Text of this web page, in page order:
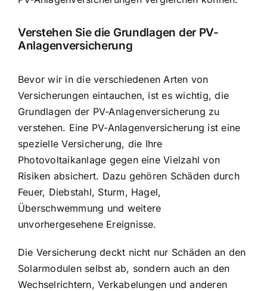
Verstehen Sie die Grundlagen der PV-
Anlagenversicherung
Bevor wir in die verschiedenen Arten von
Versicherungen eintauchen, ist es wichtig, die
Grundlagen der PV-Anlagenversicherung zu
verstehen. Eine PV-Anlagenversicherung ist eine
spezielle Versicherung, die Ihre
Photovoltaikanlage gegen eine Vielzahl von
Risiken absichert. Dazu gehören Schäden durch
Feuer, Diebstahl, Sturm, Hagel,
Überschwemmung und weitere
unvorhergesehene Ereignisse.
Die Versicherung deckt nicht nur Schäden an den
Solarmodulen selbst ab, sondern auch an den
Wechselrichtern, Verkabelungen und anderen